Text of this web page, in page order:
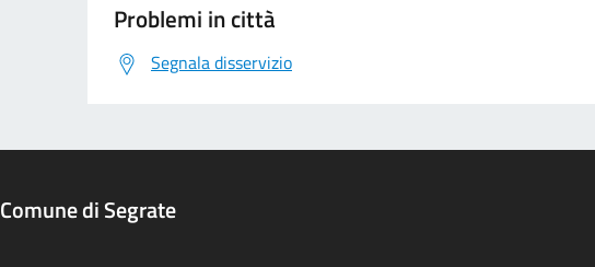
Problemi in città
Segnala disservizio
Comune di Segrate